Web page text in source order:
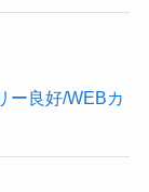
ー良好/WEBカ